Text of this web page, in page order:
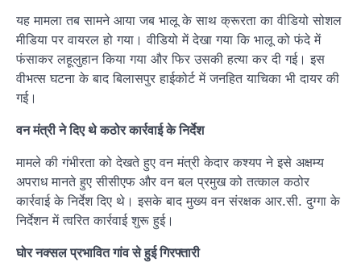
यह मामला तब सामने आया जब भालू के साथ क्रूरता का वीडियो सोशल
मीडिया पर वायरल हो गया। वीडियो में देखा गया कि भालू को फंदे में
फंसाकर लहूलुहान किया गया और फिर उसकी हत्या कर दी गई। इस
वीभत्स घटना के बाद बिलासपुर हाईकोर्ट में जनहित याचिका भी दायर की
गई।
वन मंत्री ने दिए थे कठोर कार्रवाई के निर्देश
मामले की गंभीरता को देखते हुए वन मंत्री केदार कश्यप ने इसे अक्षम्य
अपराध मानते हुए सीसीएफ और वन बल प्रमुख को तत्काल कठोर
कार्रवाई के निर्देश दिए थे। इसके बाद मुख्य वन संरक्षक आर.सी. दुग्गा के
निर्देशन में त्वरित कार्रवाई शुरू हुई।
घोर नक्सल प्रभावित गांव से हुई गिरफ्तारी